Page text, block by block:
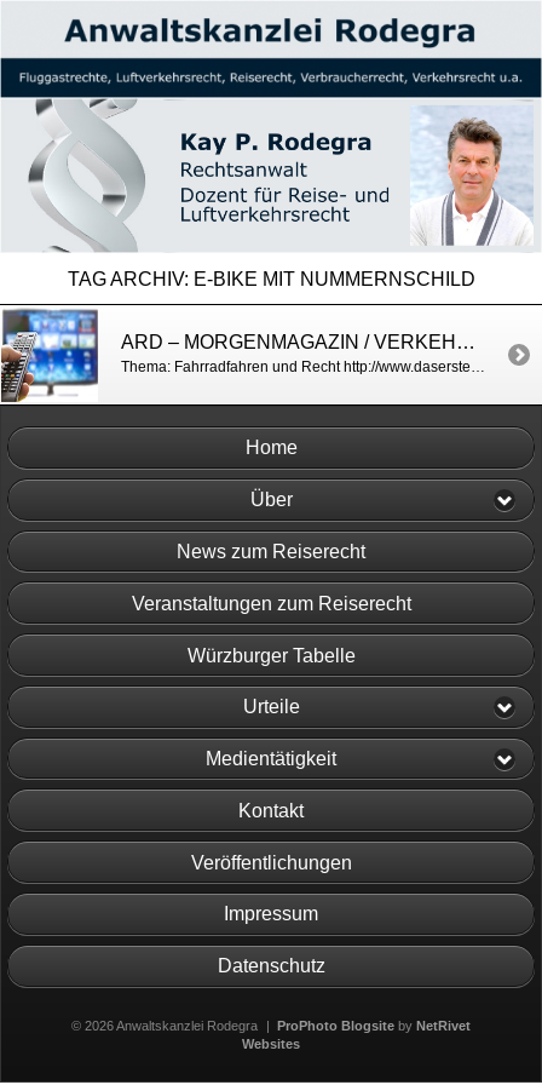
TAG ARCHIV: E-BIKE MIT NUMMERNSCHILD
ARD – MORGENMAGAZIN / VERKEHRSRECHT
Thema: Fahrradfahren und Recht http://www.daserste.de/information/politik-weltgeschehen/morgenmagazin/videos/service-radfahren-und-recht-104.html
Home
Über
News zum Reiserecht
Veranstaltungen zum Reiserecht
Würzburger Tabelle
Urteile
Medientätigkeit
Kontakt
Veröffentlichungen
Impressum
Datenschutz
© 2026 Anwaltskanzlei Rodegra | ProPhoto Blogsite byNetRivet
Websites